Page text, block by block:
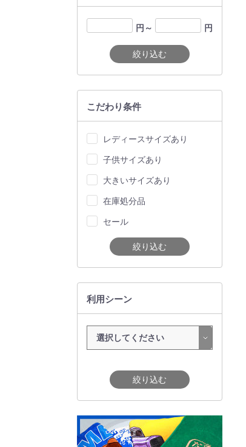
円～ 円
絞り込む
こだわり条件
レディースサイズあり
子供サイズあり
大きいサイズあり
在庫処分品
セール
絞り込む
利用シーン
絞り込む